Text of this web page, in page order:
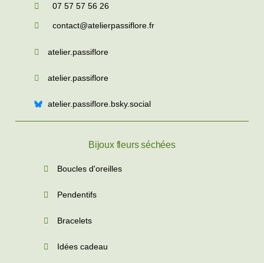
07 57 57 56 26
contact@atelierpassiflore.fr
atelier.passiflore
atelier.passiflore
atelier.passiflore.bsky.social
Bijoux fleurs séchées
Boucles d'oreilles
Pendentifs
Bracelets
Idées cadeau